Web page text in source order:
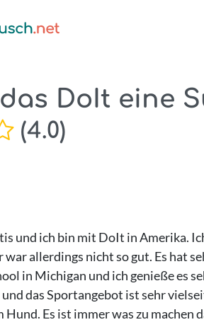
DoIt eine
(4.0)
und ich bin mit DoIt in Amerika.
allerdings nicht so gut. Es hat
in Michigan und ich genieße es
das Sportangebot ist sehr
Es ist immer was zu machen